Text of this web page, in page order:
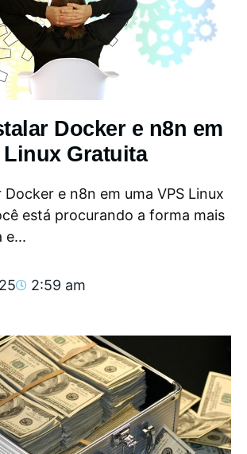
Docker e n8n em
Linux Gratuita
e n8n em uma VPS Linux
está procurando a forma mais
e...
2:59 am